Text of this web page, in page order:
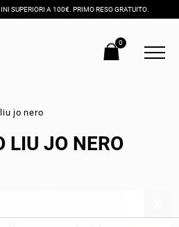
SUPERIORI A 100€. PRIMO RESO GRATUITO.
0
jo nero
LIU JO NERO